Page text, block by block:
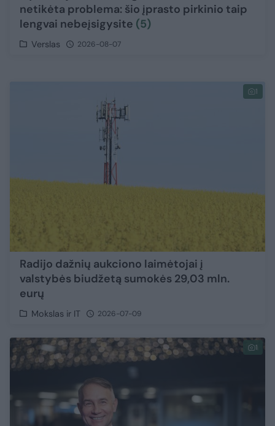
netikėta problema: šio įprasto pirkinio taip
lengvai nebeįsigysite (5)
Verslas 2026-08-07
1
Radijo dažnių aukciono laimėtojai į
valstybės biudžetą sumokės 29,03 mln.
eurų
Mokslas ir IT 2026-07-09
1